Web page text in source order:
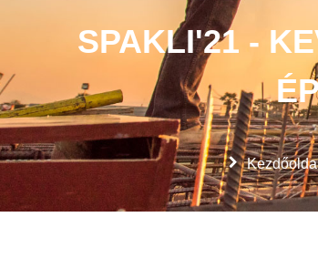
SPAKLI'21 -